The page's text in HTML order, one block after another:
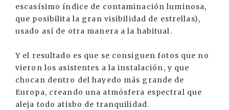
escasísimo índice de contaminación luminosa,
que posibilita la gran visibilidad de estrellas),
usado así de otra manera a la habitual.
Y el resultado es que se consiguen fotos que no
vieron los asistentes a la instalación, y que
chocan dentro del hayedo más grande de
Europa, creando una atmósfera espectral que
aleja todo atisbo de tranquilidad.